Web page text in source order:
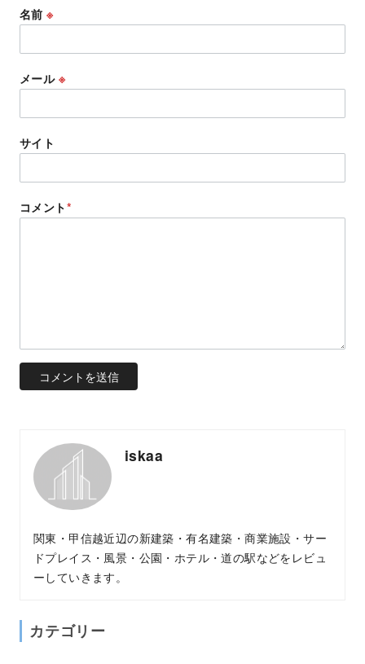
名前※
メール ※
サイト
コメント*
iskaa
関東・甲信越近辺の新建築・有名建築・商業施設・サー
ドプレイス・風景・公園・ホテル・道の駅などをレビュ
ーしていきます。
カテゴリー